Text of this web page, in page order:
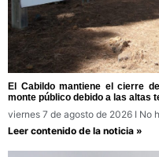
El Cabildo mantiene el cierre
monte público debido a las altas
viernes 7 de agosto de 2026
No
Leer contenido de la noticia »